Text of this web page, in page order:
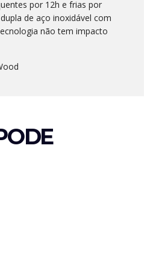
por 12h e frias por
de aço inoxidável com
não tem impacto